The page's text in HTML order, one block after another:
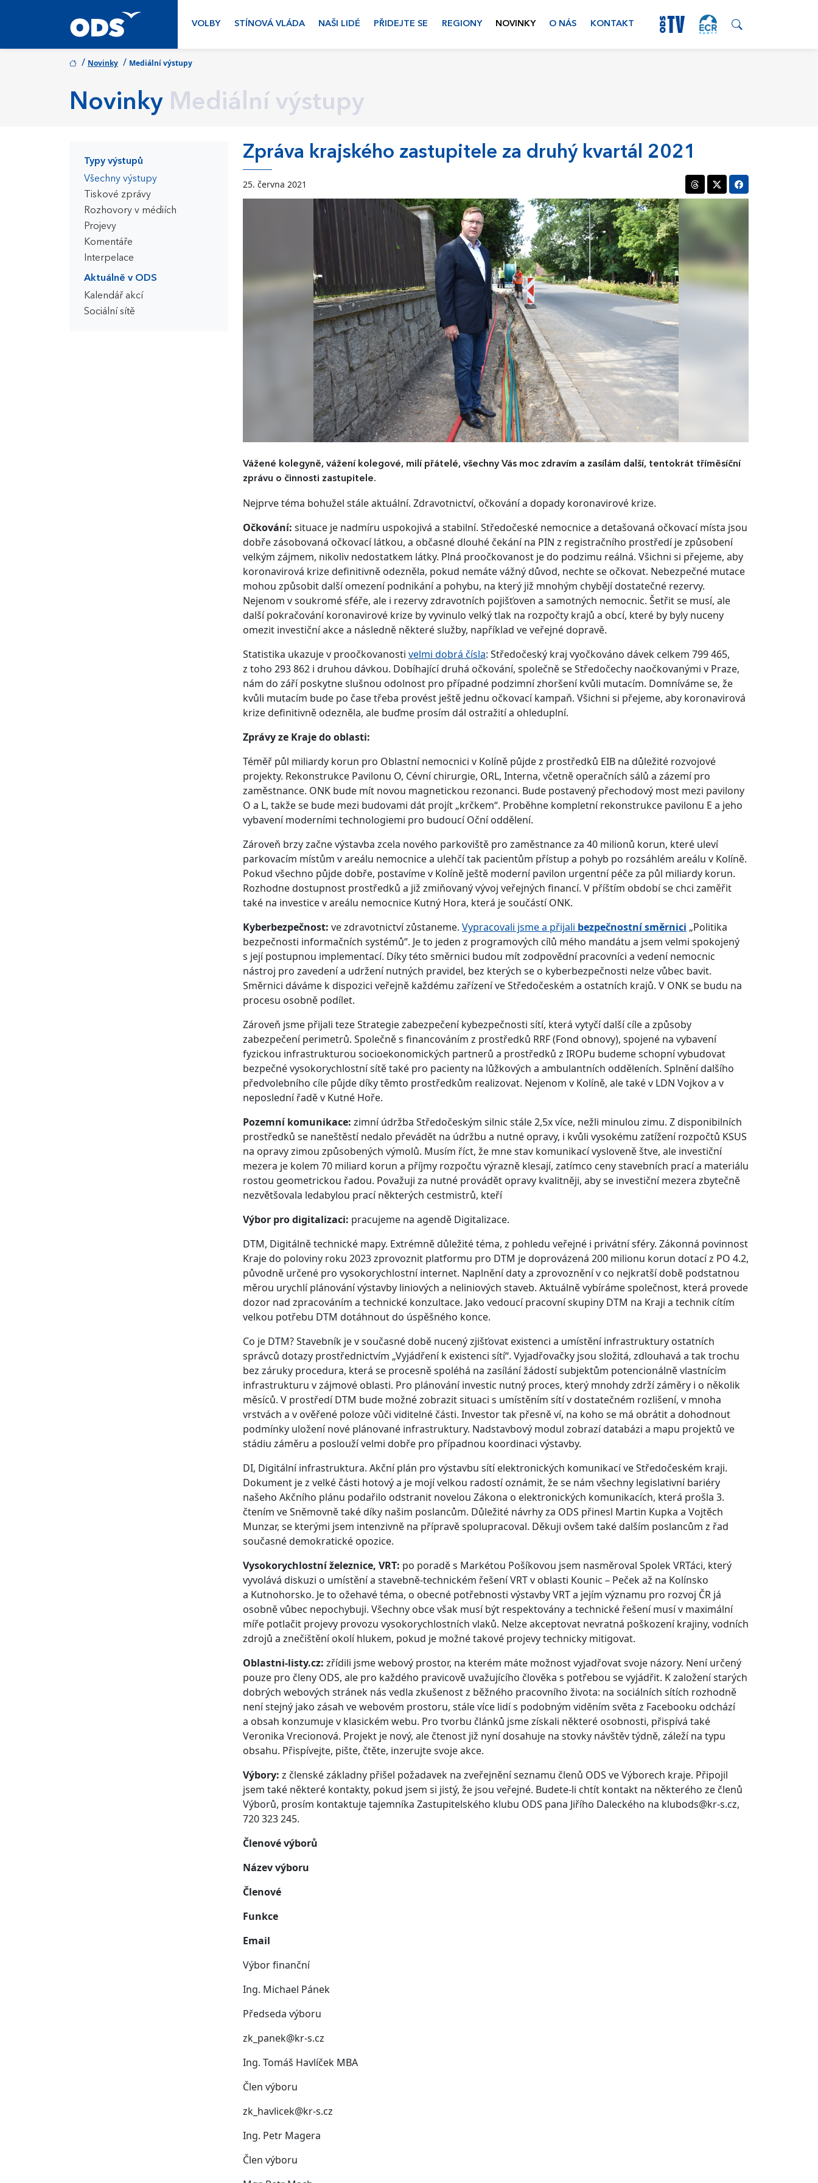
VOLBY STÍNOVÁ VLÁDA NAŠI LIDÉ PŘIDEJTE SE REGIONY NOVINKY O NÁS KONTAKT
/ Novinky / Mediální výstupy
Novinky Mediální výstupy
Typy výstupů
Všechny výstupy
Tiskové zprávy
Rozhovory v médiích
Projevy
Komentáře
Interpelace
Aktuálně v ODS
Kalendář akcí
Sociální sítě
Zpráva krajského zastupitele za druhý kvartál 2021
25. června 2021
Vážené kolegyně, vážení kolegové, milí přátelé, všechny Vás moc zdravím a zasílám další, tentokrát tříměsíční
zprávu o činnosti zastupitele.
Nejprve téma bohužel stále aktuální. Zdravotnictví, očkování a dopady koronavirové krize.
Očkování: situace je nadmíru uspokojivá a stabilní. Středočeské nemocnice a detašovaná očkovací místa jsou
dobře zásobovaná očkovací látkou, a občasné dlouhé čekání na PIN z registračního prostředí je způsobení
velkým zájmem, nikoliv nedostatkem látky. Plná proočkovanost je do podzimu reálná. Všichni si přejeme, aby
koronavirová krize definitivně odezněla, pokud nemáte vážný důvod, nechte se očkovat. Nebezpečné mutace
mohou způsobit další omezení podnikání a pohybu, na který již mnohým chybějí dostatečné rezervy.
Nejenom v soukromé sféře, ale i rezervy zdravotních pojišťoven a samotných nemocnic. Šetřit se musí, ale
další pokračování koronavirové krize by vyvinulo velký tlak na rozpočty krajů a obcí, které by byly nuceny
omezit investiční akce a následně některé služby, například ve veřejné dopravě.
Statistika ukazuje v proočkovanosti velmi dobrá čísla: Středočeský kraj vyočkováno dávek celkem 799 465,
z toho 293 862 i druhou dávkou. Dobíhající druhá očkování, společně se Středočechy naočkovanými v Praze,
nám do září poskytne slušnou odolnost pro případné podzimní zhoršení kvůli mutacím. Domníváme se, že
kvůli mutacím bude po čase třeba provést ještě jednu očkovací kampaň. Všichni si přejeme, aby koronavirová
krize definitivně odezněla, ale buďme prosím dál ostražití a ohleduplní.
Zprávy ze Kraje do oblasti:
Téměř půl miliardy korun pro Oblastní nemocnici v Kolíně půjde z prostředků EIB na důležité rozvojové
projekty. Rekonstrukce Pavilonu O, Cévní chirurgie, ORL, Interna, včetně operačních sálů a zázemí pro
zaměstnance. ONK bude mít novou magnetickou rezonanci. Bude postavený přechodový most mezi pavilony
O a L, takže se bude mezi budovami dát projít „krčkem“. Proběhne kompletní rekonstrukce pavilonu E a jeho
vybavení moderními technologiemi pro budoucí Oční oddělení.
Zároveň brzy začne výstavba zcela nového parkoviště pro zaměstnance za 40 milionů korun, které uleví
parkovacím místům v areálu nemocnice a ulehčí tak pacientům přístup a pohyb po rozsáhlém areálu v Kolíně.
Pokud všechno půjde dobře, postavíme v Kolíně ještě moderní pavilon urgentní péče za půl miliardy korun.
Rozhodne dostupnost prostředků a již zmiňovaný vývoj veřejných financí. V příštím období se chci zaměřit
také na investice v areálu nemocnice Kutný Hora, která je součástí ONK.
Kyberbezpečnost: ve zdravotnictví zůstaneme. Vypracovali jsme a přijali bezpečnostní směrnici „Politika
bezpečnosti informačních systémů“. Je to jeden z programových cílů mého mandátu a jsem velmi spokojený
s její postupnou implementací. Díky této směrnici budou mít zodpovědní pracovníci a vedení nemocnic
nástroj pro zavedení a udržení nutných pravidel, bez kterých se o kyberbezpečnosti nelze vůbec bavit.
Směrnici dáváme k dispozici veřejně každému zařízení ve Středočeském a ostatních krajů. V ONK se budu na
procesu osobně podílet.
Zároveň jsme přijali teze Strategie zabezpečení kybezpečnosti sítí, která vytyčí další cíle a způsoby
zabezpečení perimetrů. Společně s financováním z prostředků RRF (Fond obnovy), spojené na vybavení
fyzickou infrastrukturou socioekonomických partnerů a prostředků z IROPu budeme schopní vybudovat
bezpečné vysokorychlostní sítě také pro pacienty na lůžkových a ambulantních odděleních. Splnění dalšího
předvolebního cíle půjde díky těmto prostředkům realizovat. Nejenom v Kolíně, ale také v LDN Vojkov a v
neposlední řadě v Kutné Hoře.
Pozemní komunikace: zimní údržba Středočeským silnic stále 2,5x více, nežli minulou zimu. Z disponibilních
prostředků se naneštěstí nedalo převádět na údržbu a nutné opravy, i kvůli vysokému zatížení rozpočtů KSUS
na opravy zimou způsobených výmolů. Musím říct, že mne stav komunikací vysloveně štve, ale investiční
mezera je kolem 70 miliard korun a příjmy rozpočtu výrazně klesají, zatímco ceny stavebních prací a materiálu
rostou geometrickou řadou. Považuji za nutné provádět opravy kvalitněji, aby se investiční mezera zbytečně
nezvětšovala ledabylou prací některých cestmistrů, kteří
Výbor pro digitalizaci: pracujeme na agendě Digitalizace.
DTM, Digitálně technické mapy. Extrémně důležité téma, z pohledu veřejné i privátní sféry. Zákonná povinnost
Kraje do poloviny roku 2023 zprovoznit platformu pro DTM je doprovázená 200 milionu korun dotací z PO 4.2,
původně určené pro vysokorychlostní internet. Naplnění daty a zprovoznění v co nejkratší době podstatnou
měrou urychlí plánování výstavby liniových a neliniových staveb. Aktuálně vybíráme společnost, která provede
dozor nad zpracováním a technické konzultace. Jako vedoucí pracovní skupiny DTM na Kraji a technik cítím
velkou potřebu DTM dotáhnout do úspěšného konce.
Co je DTM? Stavebník je v současné době nucený zjišťovat existenci a umístění infrastruktury ostatních
správců dotazy prostřednictvím „Vyjádření k existenci sítí“. Vyjadřovačky jsou složitá, zdlouhavá a tak trochu
bez záruky procedura, která se procesně spoléhá na zasílání žádostí subjektům potencionálně vlastnícím
infrastrukturu v zájmové oblasti. Pro plánování investic nutný proces, který mnohdy zdrží záměry i o několik
měsíců. V prostředí DTM bude možné zobrazit situaci s umístěním sítí v dostatečném rozlišení, v mnoha
vrstvách a v ověřené poloze vůči viditelné části. Investor tak přesně ví, na koho se má obrátit a dohodnout
podmínky uložení nové plánované infrastruktury. Nadstavbový modul zobrazí databázi a mapu projektů ve
stádiu záměru a poslouží velmi dobře pro případnou koordinaci výstavby.
DI, Digitální infrastruktura. Akční plán pro výstavbu sítí elektronických komunikací ve Středočeském kraji.
Dokument je z velké části hotový a je mojí velkou radostí oznámit, že se nám všechny legislativní bariéry
našeho Akčního plánu podařilo odstranit novelou Zákona o elektronických komunikacích, která prošla 3.
čtením ve Sněmovně také díky našim poslancům. Důležité návrhy za ODS přinesl Martin Kupka a Vojtěch
Munzar, se kterými jsem intenzivně na přípravě spolupracoval. Děkuji ovšem také dalším poslancům z řad
současné demokratické opozice.
Vysokorychlostní železnice, VRT: po poradě s Markétou Pošíkovou jsem nasměroval Spolek VRTáci, který
vyvolává diskuzi o umístění a stavebně-technickém řešení VRT v oblasti Kounic – Peček až na Kolínsko
a Kutnohorsko. Je to ožehavé téma, o obecné potřebnosti výstavby VRT a jejím významu pro rozvoj ČR já
osobně vůbec nepochybuji. Všechny obce však musí být respektovány a technické řešení musí v maximální
míře potlačit projevy provozu vysokorychlostních vlaků. Nelze akceptovat nevratná poškození krajiny, vodních
zdrojů a znečištění okolí hlukem, pokud je možné takové projevy technicky mitigovat.
Oblastni-listy.cz: zřídili jsme webový prostor, na kterém máte možnost vyjadřovat svoje názory. Není určený
pouze pro členy ODS, ale pro každého pravicově uvažujícího člověka s potřebou se vyjádřit. K založení starých
dobrých webových stránek nás vedla zkušenost z běžného pracovního života: na sociálních sítích rozhodně
není stejný jako zásah ve webovém prostoru, stále více lidí s podobným viděním světa z Facebooku odchází
a obsah konzumuje v klasickém webu. Pro tvorbu článků jsme získali některé osobnosti, přispívá také
Veronika Vrecionová. Projekt je nový, ale čtenost již nyní dosahuje na stovky návštěv týdně, záleží na typu
obsahu. Přispívejte, pište, čtěte, inzerujte svoje akce.
Výbory: z členské základny přišel požadavek na zveřejnění seznamu členů ODS ve Výborech kraje. Připojil
jsem také některé kontakty, pokud jsem si jistý, že jsou veřejné. Budete-li chtít kontakt na některého ze členů
Výborů, prosím kontaktuje tajemníka Zastupitelského klubu ODS pana Jiřího Daleckého na klubods@kr-s.cz,
720 323 245.
Členové výborů
Název výboru
Členové
Funkce
Email
Výbor finanční
Ing. Michael Pánek
Předseda výboru
zk_panek@kr-s.cz
Ing. Tomáš Havlíček MBA
Člen výboru
zk_havlicek@kr-s.cz
Ing. Petr Magera
Člen výboru